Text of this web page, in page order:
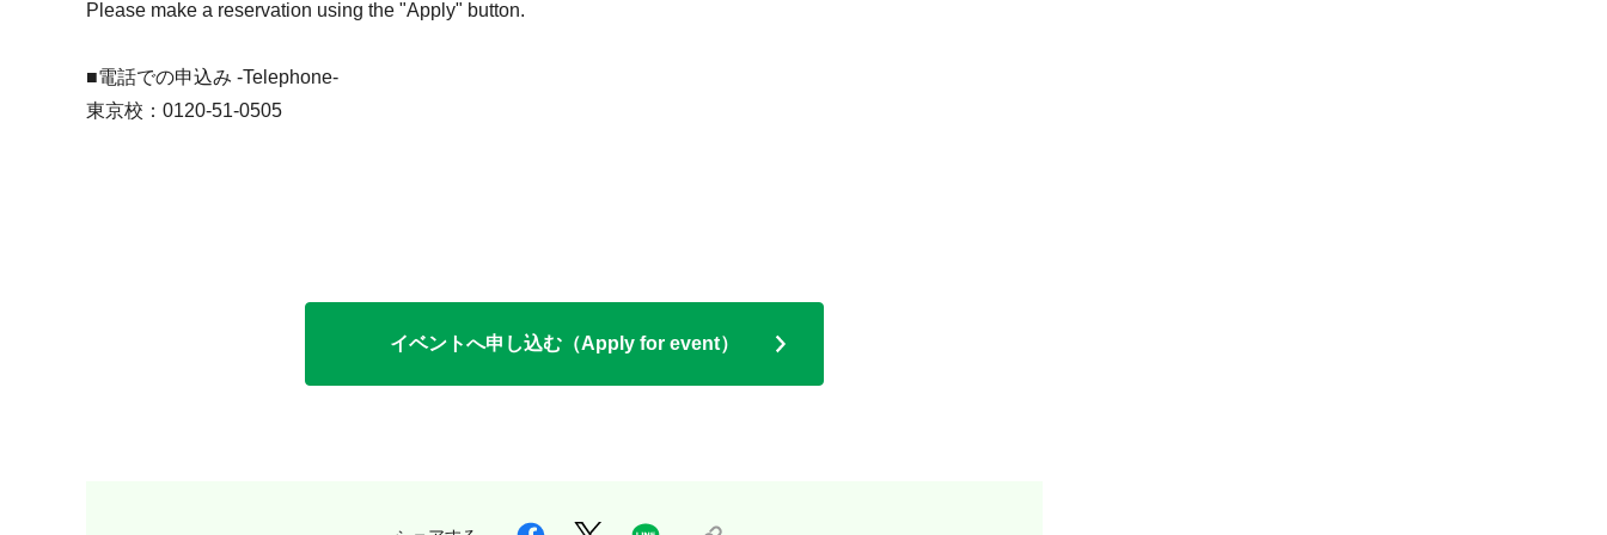
Please make a reservation using the "Apply" button.
■電話での申込み -Telephone-
東京校：0120-51-0505
イベントへ申し込む（Apply for event）